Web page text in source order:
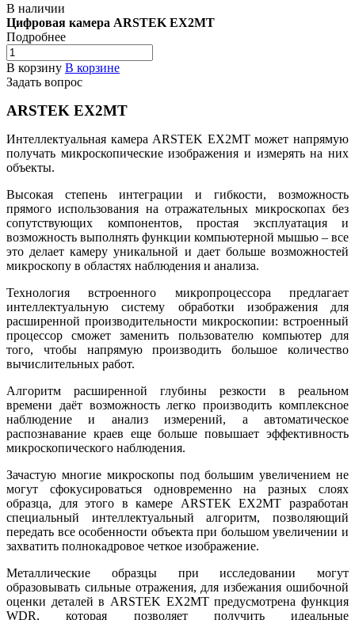
В наличии
Цифровая камера ARSTEK EX2MT
Подробнее
В корзину В корзине
Задать вопрос
ARSTEK EX2MT
Интеллектуальная камера ARSTEK EX2MT может напрямую
получать микроскопические изображения и измерять на них
объекты.
Высокая степень интеграции и гибкости, возможность
прямого использования на отражательных микроскопах без
сопутствующих компонентов, простая эксплуатация и
возможность выполнять функции компьютерной мышью – все
это делает камеру уникальной и дает больше возможностей
микроскопу в областях наблюдения и анализа.
Технология встроенного микропроцессора предлагает
интеллектуальную систему обработки изображения для
расширенной производительности микроскопии: встроенный
процессор сможет заменить пользователю компьютер для
того, чтобы напрямую производить большое количество
вычислительных работ.
Алгоритм расширенной глубины резкости в реальном
времени даёт возможность легко производить комплексное
наблюдение и анализ измерений, а автоматическое
распознавание краев еще больше повышает эффективность
микроскопического наблюдения.
Зачастую многие микроскопы под большим увеличением не
могут сфокусироваться одновременно на разных слоях
образца, для этого в камере ARSTEK EX2MT разработан
специальный интеллектуальный алгоритм, позволяющий
передать все особенности объекта при большом увеличении и
захватить полнокадровое четкое изображение.
Металлические образцы при исследовании могут
образовывать сильные отражения, для избежания ошибочной
оценки деталей в ARSTEK EX2MT предусмотрена функция
WDR, которая позволяет получить идеальные